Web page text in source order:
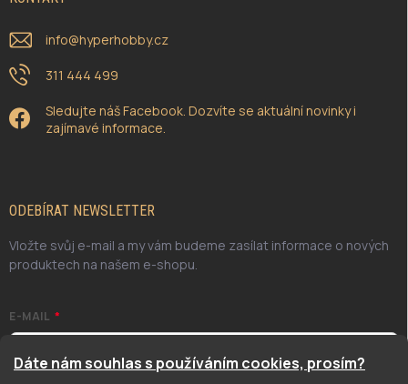
Dáte nám souhlas s používáním cookies, prosím?
info@hyperhobby.cz
311 444 499
Sledujte náš Facebook. Dozvíte se aktuální novinky i
zajímavé informace.
ODEBÍRAT NEWSLETTER
Vložte svůj e-mail a my vám budeme zasílat informace o nových
produktech na našem e-shopu.
E-MAIL